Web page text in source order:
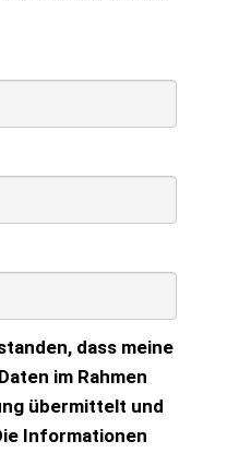
dass meine
im Rahmen
übermittelt und
Informationen